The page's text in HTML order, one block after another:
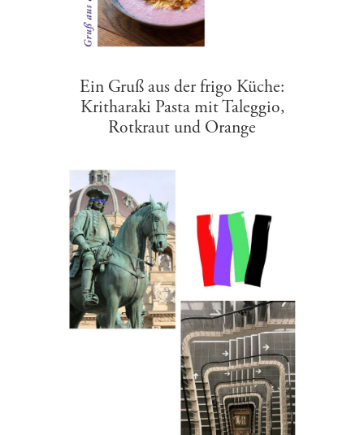
Ein Gruß aus der frigo Küche:
Kritharaki Pasta mit Taleggio,
Rotkraut und Orange